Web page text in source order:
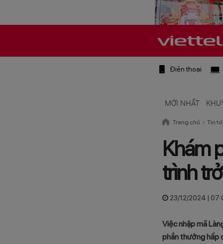
Điện thoại
MỚI NHẤT
Trang chủ Tin
Khám
trình
23/12/2024 |
Việc nhập mã
phần thưởng hấp